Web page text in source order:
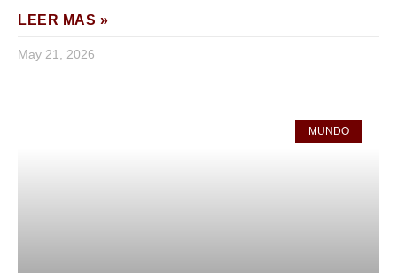
LEER MAS »
May 21, 2026
MUNDO